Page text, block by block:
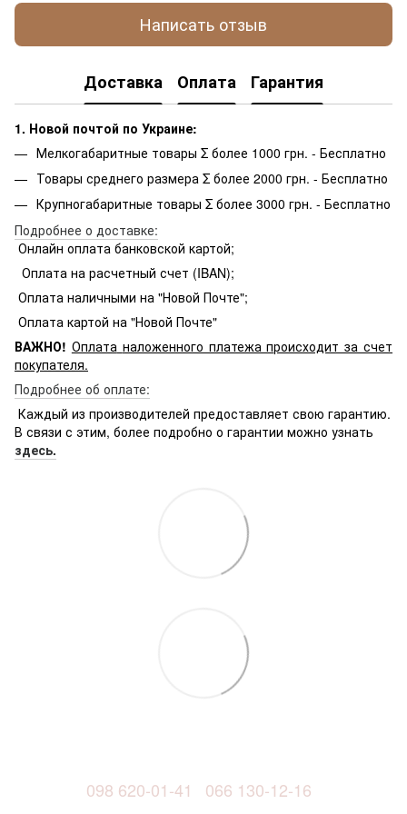
Написать отзыв
Доставка Оплата Гарантия
1. Новой почтой по Украине:
Мелкогабаритные товары Σ более 1000 грн. - Бесплатно
Товары среднего размера Σ более 2000 грн. - Бесплатно
Крупногабаритные товары Σ более 3000 грн. - Бесплатно
Подробнее о доставке:
Онлайн оплата банковской картой;
Оплата на расчетный счет (IBAN);
Оплата наличными на "Новой Почте";
Оплата картой на "Новой Почте"
ВАЖНО! Оплата наложенного платежа происходит за счет
покупателя.
Подробнее об оплате:
Каждый из производителей предоставляет свою гарантию.
В связи с этим, более подробно о гарантии можно узнать
здесь.
098 620-01-41 066 130-12-16